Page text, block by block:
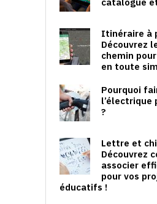
catalogue
Itinéraire à
Découvrez
chemin
en toute
Pourquoi
l’électrique
?
Lettre et
Découvrez
associer
pour vos
éducatifs !